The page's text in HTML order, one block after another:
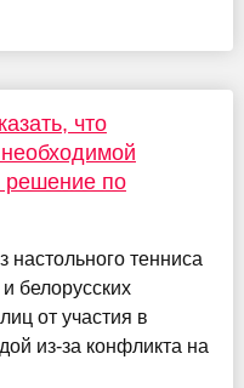
что
решение по
настольного тенниса
белорусских
от участия в
из-за конфликта на